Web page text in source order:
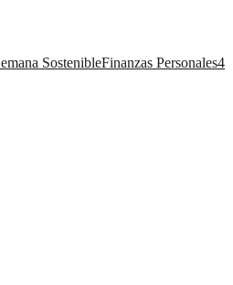
SostenibleFinanzas Personales4